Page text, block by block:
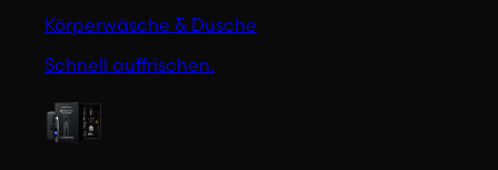
Körperwäsche & Dusche
Schnell auffrischen.